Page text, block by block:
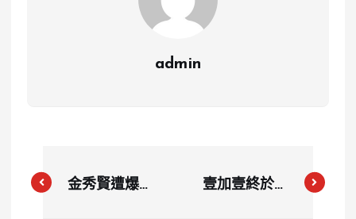
admin
金秀賢遭爆與
壹加壹終於結